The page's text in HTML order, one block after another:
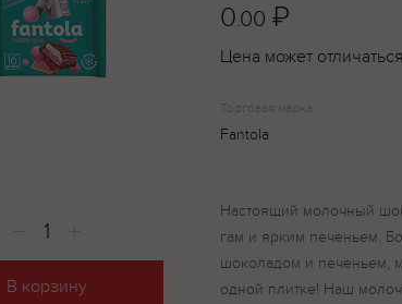
В корзину
0.00 ₽
Цена может
Торговая марка
Fantola
Настоящий молочный
гам и ярким печеньем.
шоколадом и печеньем,
одной плитке! Наш